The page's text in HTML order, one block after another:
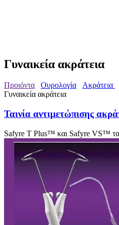
Γυναικεία ακράτεια
Προιόντα Ουρολογία Ακράτεια
Γυναικεία ακράτεια
Ταινία αντιμετώπισης
Safyre T Plus™ και Safyre VS™